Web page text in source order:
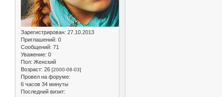
Зарегистрирован: 27.10.2013
Приглашений: 0
Сообщений: 71
Уважение: 0
Пол: Женский
Возраст: 26 [2000-08-03]
Провел на форуме:
6 часов 34 минуты
Последний визит: